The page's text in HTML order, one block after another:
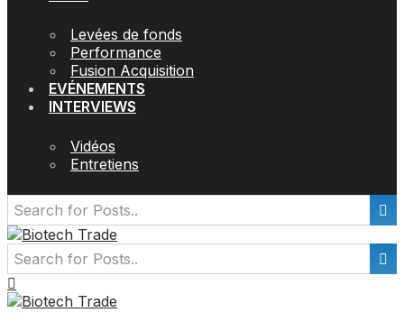
Levées de fonds
Performance
Fusion Acquisition
EVÉNEMENTS
INTERVIEWS
Vidéos
Entretiens